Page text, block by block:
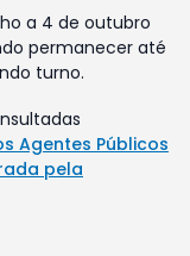
a 4 de outubro
permanecer até
turno.
Agentes Públicos
pela